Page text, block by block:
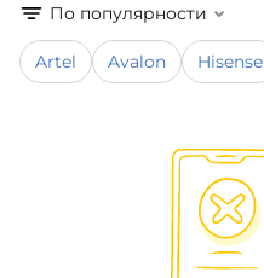
По популярности
Artel Avalon Hisense